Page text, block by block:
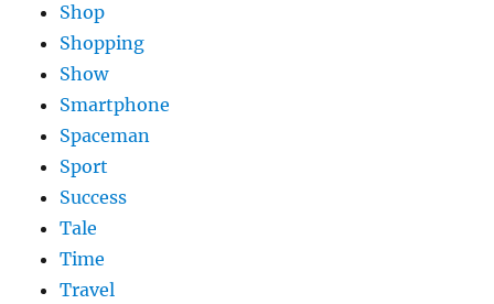
Shop
Shopping
Show
Smartphone
Spaceman
Sport
Success
Tale
Time
Travel